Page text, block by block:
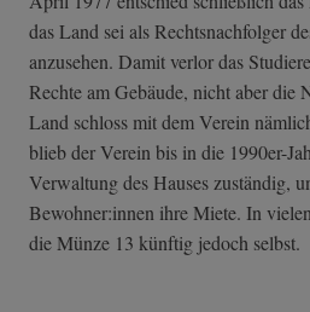
das Land sei als Rechtsnachfolger
anzusehen. Damit verlor das
Rechte am Gebäude, nicht aber die
Land schloss mit dem Verein
blieb der Verein bis in die 1990er-
Verwaltung des Hauses zuständig,
Bewohner:innen ihre Miete. In
die Münze 13 künftig jedoch selbst.